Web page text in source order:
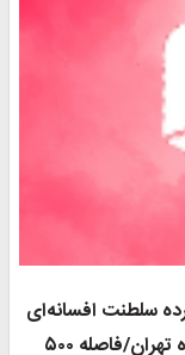
افسانه‌ای
آل سعود/ مذاکره‎کننده هسته‌ای روسیه در راه تهران/فاصله ۵۰۰